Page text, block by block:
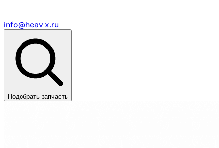
info@heavix.ru
Подобрать запчасть